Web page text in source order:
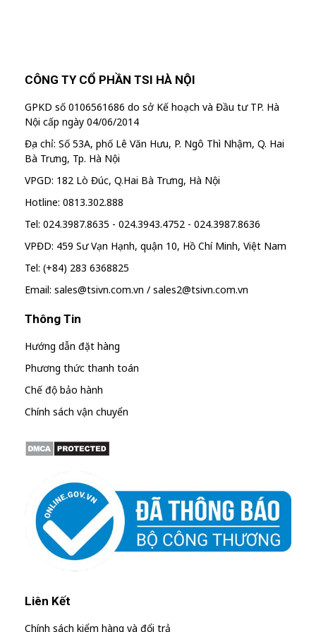
CÔNG TY CỔ PHẦN TSI HÀ NỘI
GPKD số 0106561686 do sở Kế hoạch và Đầu tư TP. Hà
Nội cấp ngày 04/06/2014
Địa chỉ: Số 53A, phố Lê Văn Hưu, P. Ngô Thì Nhậm, Q. Hai
Bà Trưng, Tp. Hà Nội
VPGD: 182 Lò Đúc, Q.Hai Bà Trưng, Hà Nội
Hotline: 0813.302.888
Tel: 024.3987.8635 - 024.3943.4752 - 024.3987.8636
VPĐD: 459 Sư Vạn Hạnh, quận 10, Hồ Chí Minh, Việt Nam
Tel: (+84) 283 6368825
Email: sales@tsivn.com.vn / sales2@tsivn.com.vn
Thông Tin
Hướng dẫn đặt hàng
Phương thức thanh toán
Chế độ bảo hành
Chính sách vận chuyển
Liên Kết
Chính sách kiểm hàng và đổi trả